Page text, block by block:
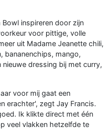
inspireren door zijn
voor pittige, volle
uit Madame Jeanette chili,
bananenchips, mango,
dressing bij met curry,
voor mij gaat een
erachter', zegt Jay Francis.
Ik klikte direct met één
veel vlakken hetzelfde te